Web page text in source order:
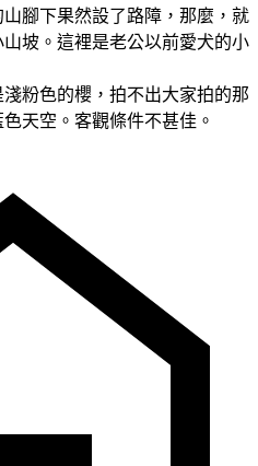
腳下果然設了路障，那麼，就
坡。這裡是老公以前愛犬的小
粉色的櫻，拍不出大家拍的那
天空。客觀條件不甚佳。